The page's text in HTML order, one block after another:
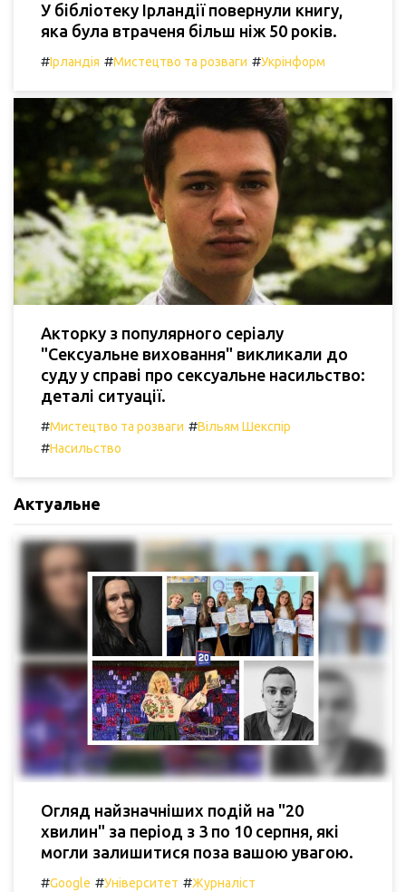
У бібліотеку Ірландії повернули книгу,
яка була втраченя більш ніж 50 років.
#Ірландія #Мистецтво та розваги #Укрінформ
Акторку з популярного серіалу
"Сексуальне виховання" викликали до
суду у справі про сексуальне насильство:
деталі ситуації.
#Мистецтво та розваги #Вільям Шекспір
#Насильство
Актуальне
Огляд найзначніших подій на "20
хвилин" за період з 3 по 10 серпня, які
могли залишитися поза вашою увагою.
#Google #Університет #Журналіст